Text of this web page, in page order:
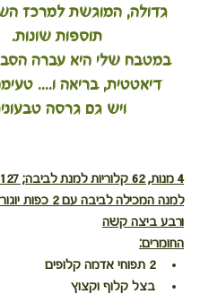
גדולה, המוגשת למרכז
תוספות שונות.
במטבח שלי היא עברה
דיאטטית, בריאה ו....
ויש גם גרסה
למנה המכילה לביבה
ורבע ביצה קשה
החומרים:
2 תפוחי אדמה קלופים
בצל קלוף וקצוץ